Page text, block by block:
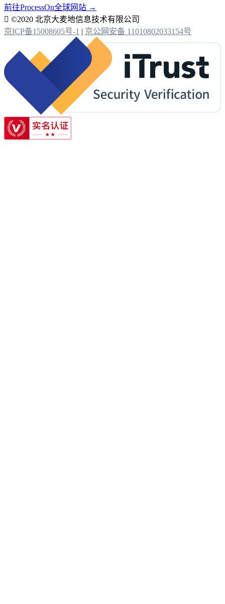
前往ProcessOn全球网站 →
 ©2020 北京大麦地信息技术有限公司
京ICP备15008605号-1 | 京公网安备 11010802033154号